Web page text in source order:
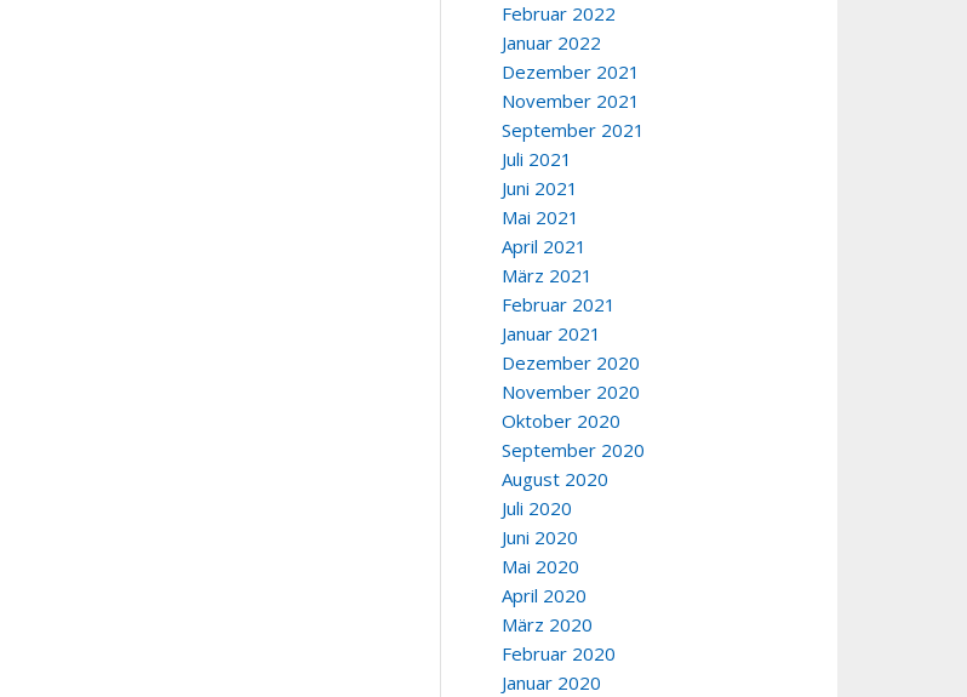
Februar 2022
Januar 2022
Dezember 2021
November 2021
September 2021
Juli 2021
Juni 2021
Mai 2021
April 2021
März 2021
Februar 2021
Januar 2021
Dezember 2020
November 2020
Oktober 2020
September 2020
August 2020
Juli 2020
Juni 2020
Mai 2020
April 2020
März 2020
Februar 2020
Januar 2020